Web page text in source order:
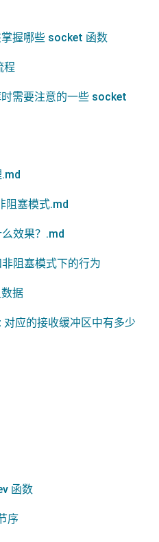
握哪些 socket 函数
程
需要注意的一些 socket
阻塞模式.md
效果？.md
阻塞模式下的行为
据
应的接收缓冲区中有多少
函数
序